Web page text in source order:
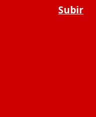
Subir